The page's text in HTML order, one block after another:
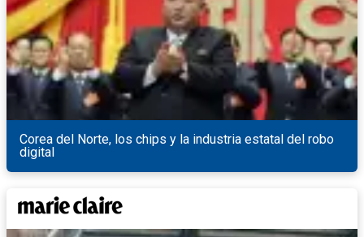
Corea del Norte, los chips y la industria estatal del robo
digital